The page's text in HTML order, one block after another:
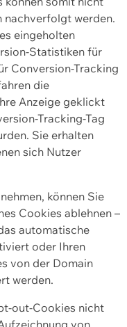
nachverfolgt werden.
eingeholten
Statistiken für
Conversion-Tracking
die
Anzeige geklickt
Tracking-Tag
Sie erhalten
sich Nutzer
können Sie
Cookies ablehnen –
automatische
oder Ihren
von der Domain
werden.
out-Cookies nicht